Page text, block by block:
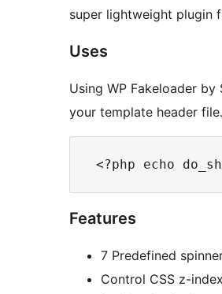
super lightweight plugin
Uses
Using WP Fakeloader by
your template header file.
Features
7 Predefined
Control CSS z-